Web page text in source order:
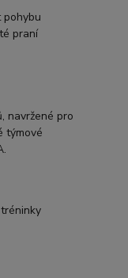
praní
navržené pro
týmové